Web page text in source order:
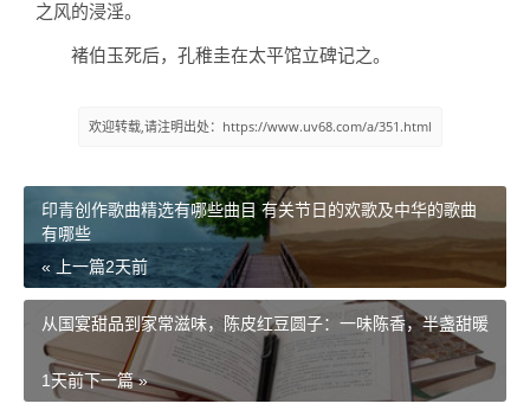
之风的浸淫。
褚伯玉死后，孔稚圭在太平馆立碑记之。
欢迎转载,请注明出处：https://www.uv68.com/a/351.html
印青创作歌曲精选有哪些曲目 有关节日的欢歌及中华的歌曲
有哪些
« 上一篇2天前
从国宴甜品到家常滋味，陈皮红豆圆子：一味陈香，半盏甜暖
下一篇 »
1天前